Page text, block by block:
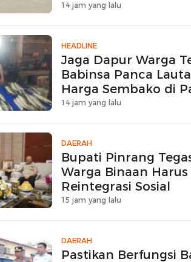
14 jam yang lalu
HEADLINE
Jaga Dapur Warga
Babinsa Panca
Harga Sembako di
14 jam yang lalu
DAERAH
Bupati Pinrang
Warga Binaan
Reintegrasi Sosial
15 jam yang lalu
DAERAH
Pastikan Berfungsi